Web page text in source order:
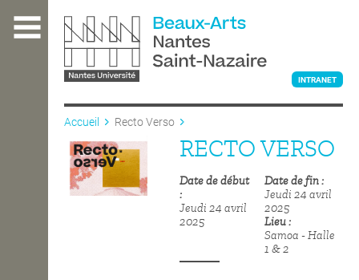
contenu
L'ÉCOLE
INTRANET
Accueil Recto Verso
RECTO VERSO
Date de début
Jeudi 24 avril
2025
Date de fin
Jeudi 24 avril
2025
Lieu
Samoa - Halle
1 & 2